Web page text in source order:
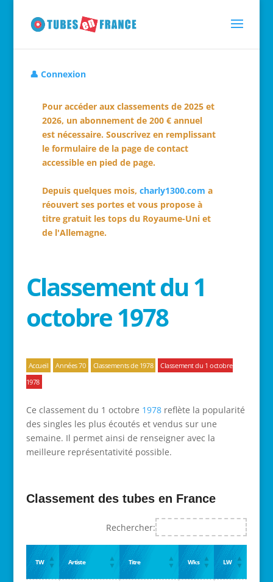
👤 Connexion
Pour accéder aux classements de 2025 et
2026, un abonnement de 200 € annuel
est nécessaire. Souscrivez en remplissant
le formulaire de la page de contact
accessible en pied de page.
Depuis quelques mois, charly1300.com a
réouvert ses portes et vous propose à
titre gratuit les tops du Royaume-Uni et
de l'Allemagne.
Classement du 1
octobre 1978
Accueil Années 70 Classements de 1978
Classement du 1 octobre
1978
Ce classement du 1 octobre 1978reflète la popularité
des singles les plus écoutés et vendus sur une
semaine. Il permet ainsi de renseigner avec la
meilleure représentativité possible.
Classement des tubes en France
Rechercher:
TW Artiste Titre Wks LW